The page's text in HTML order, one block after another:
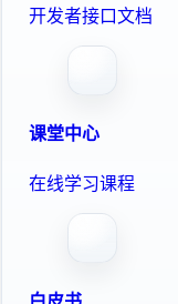
开发者接口文档
课堂中心
在线学习课程